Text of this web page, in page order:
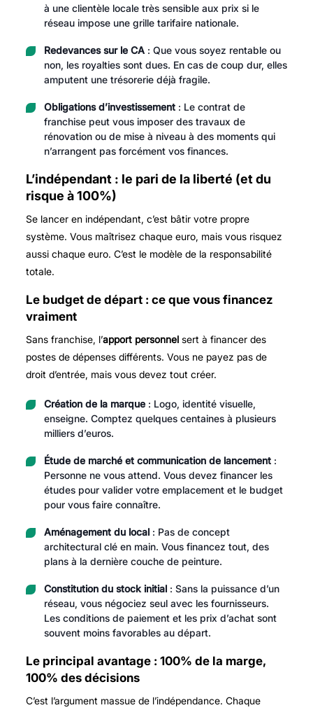
à une clientèle locale très sensible aux prix si le
réseau impose une grille tarifaire nationale.
Redevances sur le CA: Que vous soyez rentable ou
non, les royalties sont dues. En cas de coup dur, elles
amputent une trésorerie déjà fragile.
Obligations d’investissement: Le contrat de
franchise peut vous imposer des travaux de
rénovation ou de mise à niveau à des moments qui
n’arrangent pas forcément vos finances.
L’indépendant : le pari de la liberté (et du
risque à 100%)
Se lancer en indépendant, c’est bâtir votre propre
système. Vous maîtrisez chaque euro, mais vous risquez
aussi chaque euro. C’est le modèle de la responsabilité
totale.
Le budget de départ : ce que vous financez
vraiment
Sans franchise, l’apport personnelsert à financer des
postes de dépenses différents. Vous ne payez pas de
droit d’entrée, mais vous devez tout créer.
Création de la marque: Logo, identité visuelle,
enseigne. Comptez quelques centaines à plusieurs
milliers d’euros.
Étude de marché et communication de lancement:
Personne ne vous attend. Vous devez financer les
études pour valider votre emplacement et le budget
pour vous faire connaître.
Aménagement du local: Pas de concept
architectural clé en main. Vous financez tout, des
plans à la dernière couche de peinture.
Constitution du stock initial: Sans la puissance d’un
réseau, vous négociez seul avec les fournisseurs.
Les conditions de paiement et les prix d’achat sont
souvent moins favorables au départ.
Le principal avantage : 100% de la marge,
100% des décisions
C’est l’argument massue de l’indépendance. Chaque